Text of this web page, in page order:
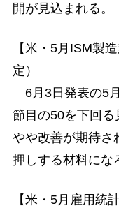
開が見込まれる。
【米・5月ISM製
定）
6月3日発表の5
節目の50を下回る
やや改善が期待さ
押しする材料にな
【米・5月雇用統